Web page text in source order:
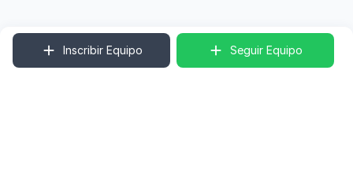
Inscribir Equipo Seguir Equipo